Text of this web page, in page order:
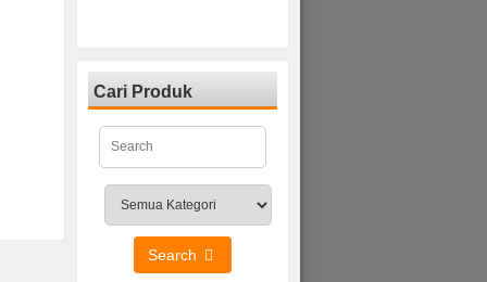
Cari Produk
Search